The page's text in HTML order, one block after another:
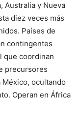
Australia y Nueva
diez veces más
Países de
contingentes
que coordinan
precursores
ocultando
Operan en África